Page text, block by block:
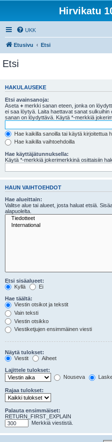
Hirvikatu
UKK
Etusivu Etsi
Etsi
HAKULAUSEKE
Etsi avainsanoja:
Aseta + merkki sanan eteen, jonka on
ei saa löytyä. Laita haettavat sanat sulkuihin
sanan on löydyttävä. Käytä *-merkkiä
Hae kaikilla sanoilla tai käytä kirjoitettua
Hae kaikilla vaihtoehdoilla
Hae käyttäjätunnuksella:
Käytä *-merkkiä jokerimerkkinä osittaisiin
HAUN VAIHTOEHDOT
Hae alueittain:
Valitse alue tai alueet, josta haluat etsiä.
alapuolelta.
Etsi sisäalueet:
Kyllä
Ei
Hae täältä:
Viestin otsikot ja tekstit
Vain teksti
Viestin otsikko
Viestiketjujen ensimmäinen viesti
Näytä tulokset:
Viestit
Aiheet
Lajittele tulokset:
Nouseva
Rajaa tulokset:
Palauta ensimmäiset:
RETURN_FIRST_EXPLAIN
Merkkiä viestistä.